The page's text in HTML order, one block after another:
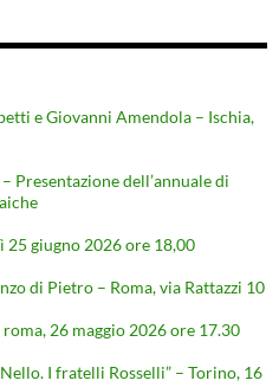
e Giovanni Amendola – Ischia,
Presentazione dell’annuale di
25 giugno 2026 ore 18,00
di Pietro – Roma, via Rattazzi 10
26 maggio 2026 ore 17.30
I fratelli Rosselli” – Torino, 16